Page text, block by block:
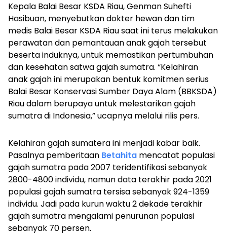
Kepala Balai Besar KSDA Riau, Genman Suhefti
Hasibuan, menyebutkan dokter hewan dan tim
medis Balai Besar KSDA Riau saat ini terus melakukan
perawatan dan pemantauan anak gajah tersebut
beserta induknya, untuk memastikan pertumbuhan
dan kesehatan satwa gajah sumatra. “Kelahiran
anak gajah ini merupakan bentuk komitmen serius
Balai Besar Konservasi Sumber Daya Alam (BBKSDA)
Riau dalam berupaya untuk melestarikan gajah
sumatra di Indonesia,” ucapnya melalui rilis pers.
Kelahiran gajah sumatera ini menjadi kabar baik.
Pasalnya pemberitaan Betahita mencatat populasi
gajah sumatra pada 2007 teridentifikasi sebanyak
2800-4800 individu, namun data terakhir pada 2021
populasi gajah sumatra tersisa sebanyak 924-1359
individu. Jadi pada kurun waktu 2 dekade terakhir
gajah sumatra mengalami penurunan populasi
sebanyak 70 persen.